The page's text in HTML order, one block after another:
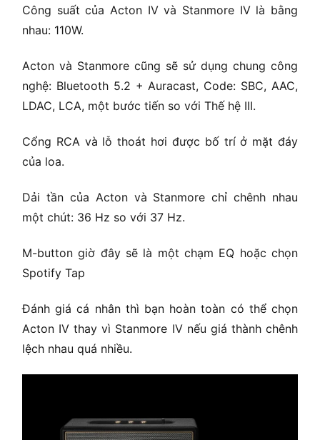
Công suất của Acton IV và Stanmore IV là bằng
nhau: 110W.
Acton và Stanmore cũng sẽ sử dụng chung công
nghệ: Bluetooth 5.2 + Auracast, Code: SBC, AAC,
LDAC, LCA, một bước tiến so với Thế hệ III.
Cổng RCA và lỗ thoát hơi được bố trí ở mặt đáy
của loa.
Dải tần của Acton và Stanmore chỉ chênh nhau
một chút: 36 Hz so với 37 Hz.
M-button giờ đây sẽ là một chạm EQ hoặc chọn
Spotify Tap
Đánh giá cá nhân thì bạn hoàn toàn có thể chọn
Acton IV thay vì Stanmore IV nếu giá thành chênh
lệch nhau quá nhiều.